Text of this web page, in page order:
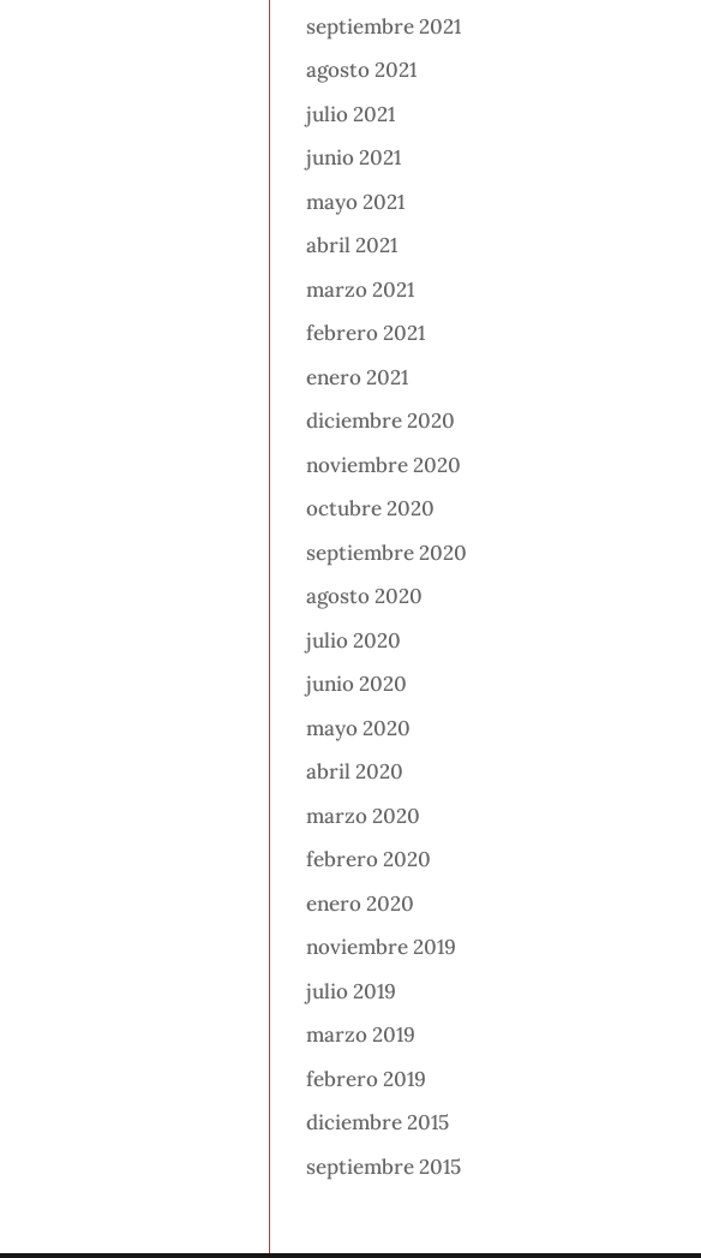
septiembre 2021
agosto 2021
julio 2021
junio 2021
mayo 2021
abril 2021
marzo 2021
febrero 2021
enero 2021
diciembre 2020
noviembre 2020
octubre 2020
septiembre 2020
agosto 2020
julio 2020
junio 2020
mayo 2020
abril 2020
marzo 2020
febrero 2020
enero 2020
noviembre 2019
julio 2019
marzo 2019
febrero 2019
diciembre 2015
septiembre 2015